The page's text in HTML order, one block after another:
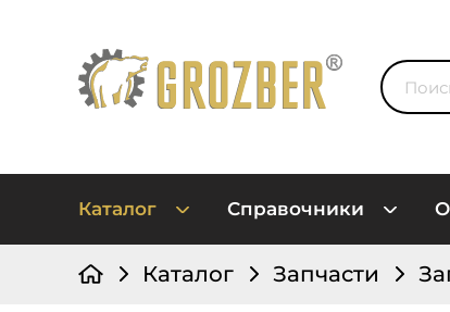
Каталог Справочники
Каталог Запчасти